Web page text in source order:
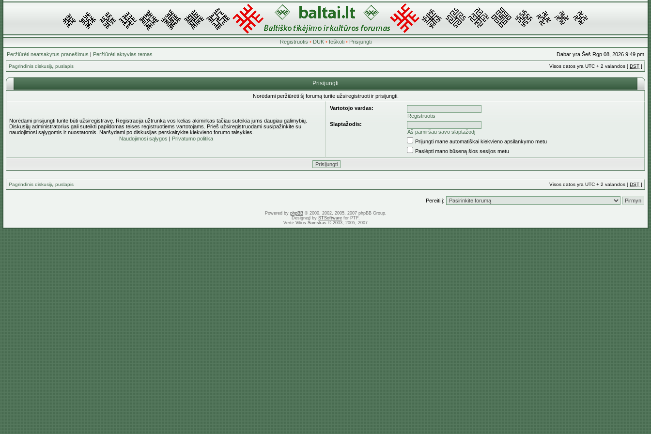
Registruotis • DUK• Ieškoti• Prisijungti
Peržiūrėti neatsakytus pranešimus | Peržiūrėti aktyvias temas Dabar yra Šeš Rgp 08, 2026 9:49 pm
Pagrindinis diskusijų puslapis Visos datos yra UTC + 2 valandos [ DST ]
Prisijungti
Norėdami peržiūrėti šį forumą turite užsiregistruoti ir prisijungti.
Norėdami prisijungti turite būti užsiregistravę. Registracija užtrunka vos kelias akimirkas tačiau suteikia jums daugiau galimybių.
Diskusijų administratorius gali suteikti papildomas teises registruotiems vartotojams. Prieš užsiregistruodami susipažinkite su
naudojimosi sąlygomis ir nuostatomis. Naršydami po diskusijas perskaitykite kiekvieno forumo taisykles.
Naudojimosi sąlygos | Privatumo politika
Vartotojo vardas:
Registruotis
Slaptažodis:
Aš pamiršau savo slaptažodį
Prijungti mane automatiškai kiekvieno apsilankymo metu
Paslėpti mano būseną šios sesijos metu
Pagrindinis diskusijų puslapis Visos datos yra UTC + 2 valandos [ DST ]
Pereiti į:
Powered by phpBB© 2000, 2002, 2005, 2007 phpBB Group.
Designed by STSoftwarefor PTF.
Vertė Vilius Šumskas © 2003, 2005, 2007